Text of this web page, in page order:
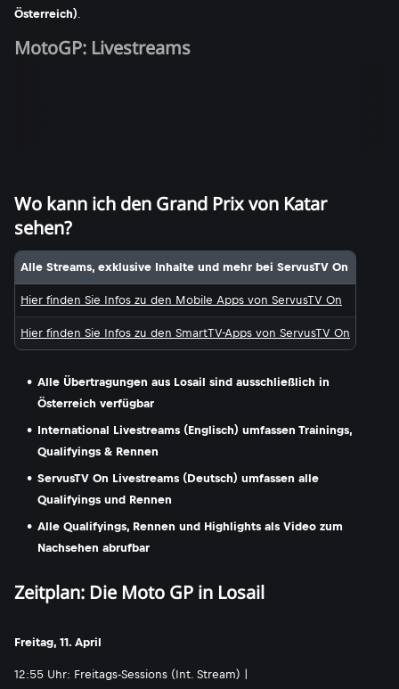
Österreich).
MotoGP: Livestreams
Wo kann ich den Grand Prix von Katar
sehen?
Alle Streams, exklusive Inhalte und mehr bei ServusTV On
Hier finden Sie Infos zu den Mobile Apps von ServusTV On
Hier finden Sie Infos zu den SmartTV-Apps von ServusTV On
Alle Übertragungen aus Losail sind ausschließlich in
Österreich verfügbar
International Livestreams (Englisch) umfassen Trainings,
Qualifyings & Rennen
ServusTV On Livestreams (Deutsch) umfassen alle
Qualifyings und Rennen
Alle Qualifyings, Rennen und Highlights als Video zum
Nachsehen abrufbar
Zeitplan: Die Moto GP in Losail
Freitag, 11. April
12:55 Uhr: Freitags-Sessions (Int. Stream) |